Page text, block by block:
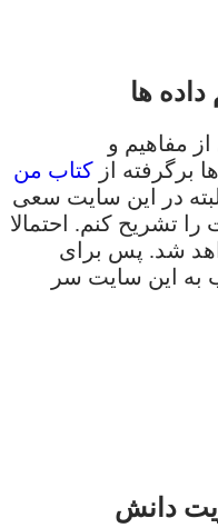
داده ها
مفاهیم و
برگرفته از کتاب من
در این سایت سعی
تشریح کنم. احتمالا
شد. پس برای
به این سایت سر
دانش